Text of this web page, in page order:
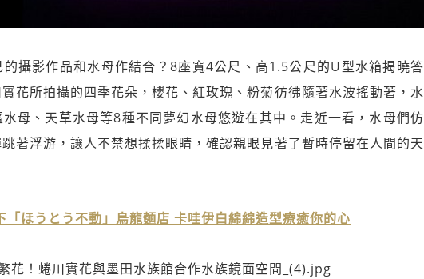
攝影作品和水母作結合？8座寬4公尺、高1.5公尺的U型水箱揭曉答
花所拍攝的四季花朵，櫻花、紅玫瑰、粉菊彷彿隨著水波搖動著，水
母、天草水母等8種不同夢幻水母悠遊在其中。走近一看，水母們仿
著浮游，讓人不禁想揉揉眼睛，確認親眼見著了暫時停留在人間的天
「ほうとう不動」烏龍麵店 卡哇伊白綿綿造型療癒你的心